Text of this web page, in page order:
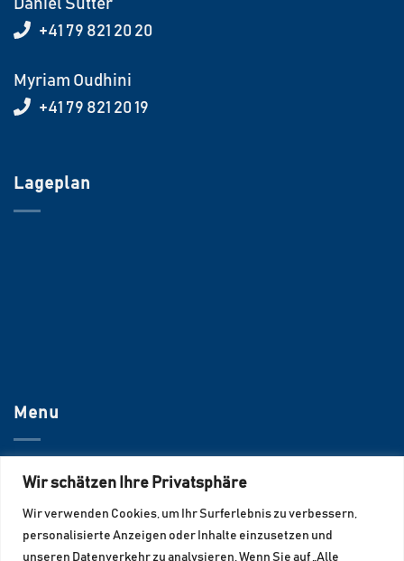
Wir schätzen Ihre Privatsphäre
Wir verwenden Cookies, um Ihr Surferlebnis zu verbessern,
personalisierte Anzeigen oder Inhalte einzusetzen und
unseren Datenverkehr zu analysieren. Wenn Sie auf „Alle
Daniel Sutter
+41 79 821 20 20
Myriam Oudhini
+41 79 821 20 19
Lageplan
Menu
UNTERNEHMEN
JOBS
KONTAKT